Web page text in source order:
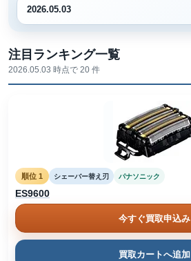
注目ランキング一覧
2026.05.03 時点で 20 件
順位 1 シェーバー替え刃 パナソニック
ES9600
今すぐ買取申込み
買取カートへ追加